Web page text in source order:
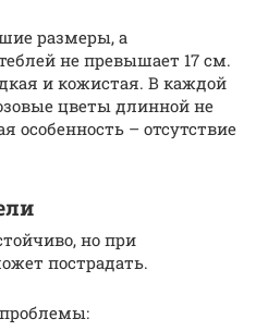
размеры, а
не превышает 17 см.
и кожистая. В каждой
цветы длинной не
особенность – отсутствие
но при
пострадать.